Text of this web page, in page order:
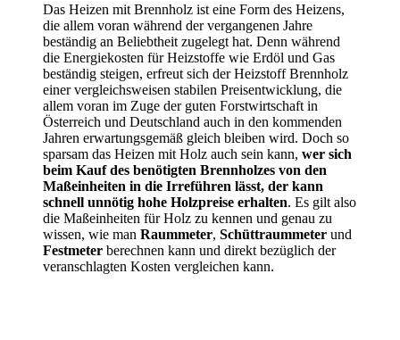
Das Heizen mit Brennholz ist eine Form des Heizens,
die allem voran während der vergangenen Jahre
beständig an Beliebtheit zugelegt hat. Denn während
die Energiekosten für Heizstoffe wie Erdöl und Gas
beständig steigen, erfreut sich der Heizstoff Brennholz
einer vergleichsweisen stabilen Preisentwicklung, die
allem voran im Zuge der guten Forstwirtschaft in
Österreich und Deutschland auch in den kommenden
Jahren erwartungsgemäß gleich bleiben wird. Doch so
sparsam das Heizen mit Holz auch sein kann, wer sich
beim Kauf des benötigten Brennholzes von den
Maßeinheiten in die Irreführen lässt, der kann
schnell unnötig hohe Holzpreise erhalten. Es gilt also
die Maßeinheiten für Holz zu kennen und genau zu
wissen, wie man Raummeter, Schüttraummeter und
Festmeter berechnen kann und direkt bezüglich der
veranschlagten Kosten vergleichen kann.